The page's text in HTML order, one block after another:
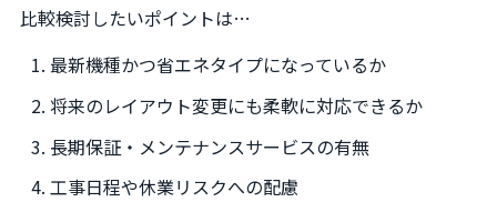
比較検討したいポイントは…
最新機種かつ省エネタイプになっているか
将来のレイアウト変更にも柔軟に対応できるか
長期保証・メンテナンスサービスの有無
工事日程や休業リスクへの配慮